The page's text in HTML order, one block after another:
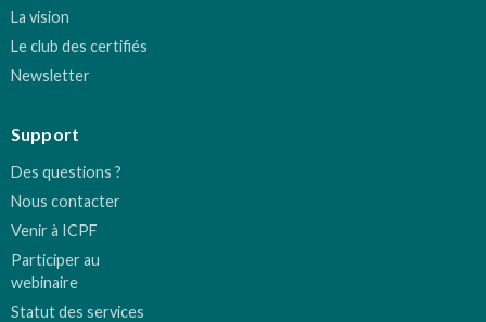
La vision
Le club des certifiés
Newsletter
Support
Des questions ?
Nous contacter
Venir à ICPF
Participer au
webinaire
Statut des services